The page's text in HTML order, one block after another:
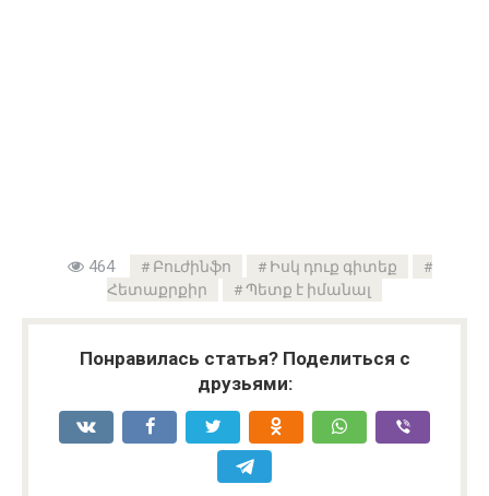
464 Բուժինֆո
Իսկ դուք գիտեք
Հետաքրքիր
Պետք է իմանալ
Понравилась статья? Поделиться с
друзьями: